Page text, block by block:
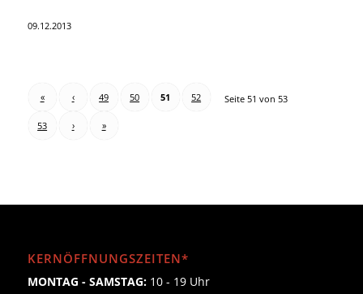
09.12.2013
Seite 51 von 53
« ‹ 49 50 51 52
53 › »
KERNÖFFNUNGSZEITEN*
MONTAG - SAMSTAG:10 - 19 Uhr